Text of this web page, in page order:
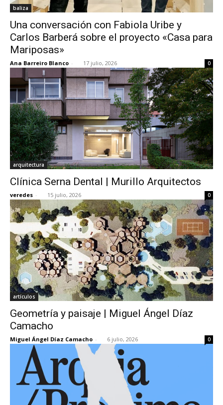
baliza
Una conversación con Fabiola Uribe y
Carlos Barberá sobre el proyecto «Casa para
Mariposas»
Ana Barreiro Blanco - 17 julio, 2026 0
arquitectura
Clínica Serna Dental | Murillo Arquitectos
veredes - 15 julio, 2026 0
artículos
Geometría y paisaje | Miguel Ángel Díaz
Camacho
Miguel Ángel Díaz Camacho - 6 julio, 2026 0